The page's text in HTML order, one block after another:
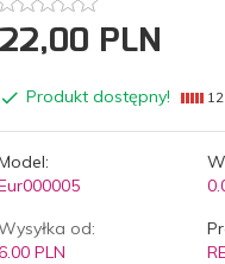
22,00 PLN
Produkt dostępny! 12
od:
PLN